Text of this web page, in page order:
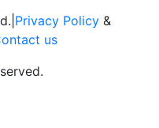
Privacy Policy &
us